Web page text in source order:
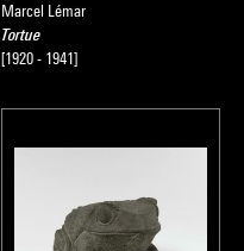
Marcel Lémar
Tortue
[1920 - 1941]